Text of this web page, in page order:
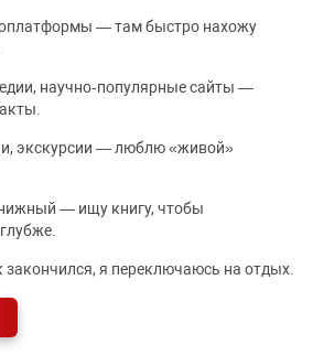
— там быстро нахожу
научно‑популярные сайты —
экскурсии — люблю «живой»
— ищу книгу, чтобы
я переключаюсь на отдых.